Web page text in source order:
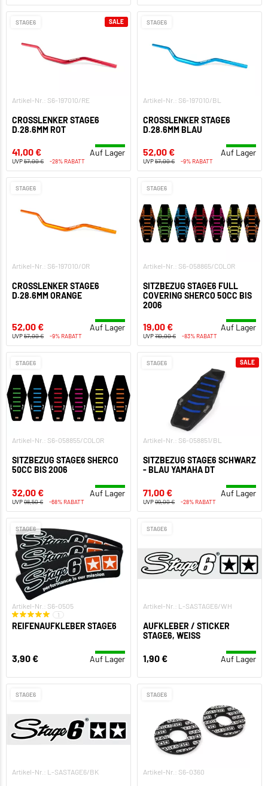
STAGE6
Artikel-Nr.: S6-197010/RE
CROSSLENKER STAGE6
D.28.6MM ROT
41,00 € Auf Lager
UVP57,00 € -28% RABATT
SALE STAGE6
Artikel-Nr.: S6-197010/BL
CROSSLENKER STAGE6
D.28.6MM BLAU
52,00 € Auf Lager
UVP57,00 € -9% RABATT
STAGE6
Artikel-Nr.: S6-197010/OR
CROSSLENKER STAGE6
D.28.6MM ORANGE
52,00 € Auf Lager
UVP57,00 € -9% RABATT
STAGE6
Artikel-Nr.: S6-058865/COLOR
SITZBEZUG STAGE6 FULL
COVERING SHERCO 50CC BIS
2006
19,00 € Auf Lager
UVP110,00 € -83% RABATT
STAGE6
Artikel-Nr.: S6-058855/COLOR
SITZBEZUG STAGE6 SHERCO
50CC BIS 2006
32,00 € Auf Lager
UVP98,50 € -68% RABATT
STAGE6
Artikel-Nr.: S6-058851/BL
SITZBEZUG STAGE6 SCHWARZ
- BLAU YAMAHA DT
71,00 € Auf Lager
UVP99,00 € -28% RABATT
SALE
STAGE6
Artikel-Nr.: S6-0505
1
REIFENAUFKLEBER STAGE6
3,90 € Auf Lager
STAGE6
Artikel-Nr.: L-SASTAGE6/WH
AUFKLEBER / STICKER
STAGE6, WEISS
1,90 € Auf Lager
STAGE6
Artikel-Nr.: L-SASTAGE6/BK
STAGE6
Artikel-Nr.: S6-0360